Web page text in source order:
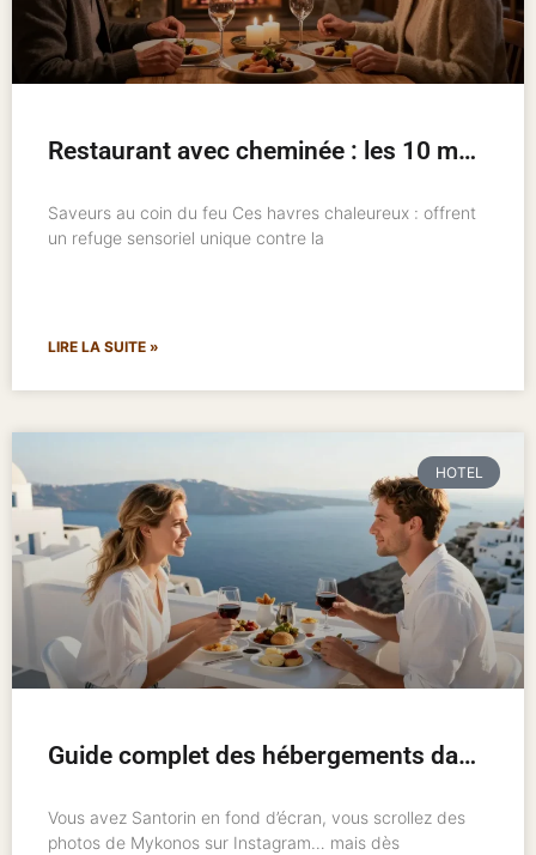
Restaurant avec cheminée : les 10 meilleures adresses pour un hiver chaleureux
Saveurs au coin du feu Ces havres chaleureux : offrent
un refuge sensoriel unique contre la
LIRE LA SUITE »
HOTEL
Guide complet des hébergements dans les îles grecques : où loger et comment bien choisir
Vous avez Santorin en fond d’écran, vous scrollez des
photos de Mykonos sur Instagram… mais dès